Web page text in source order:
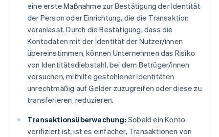
eine erste Maßnahme zur Bestätigung der Identität
der Person oder Einrichtung, die die Transaktion
veranlasst. Durch die Bestätigung, dass die
Kontodaten mit der Identität der Nutzer/innen
übereinstimmen, können Unternehmen das Risiko
von Identitätsdiebstahl, bei dem Betrüger/innen
versuchen, mithilfe gestohlener Identitäten
unrechtmäßig auf Gelder zuzugreifen oder diese zu
transferieren, reduzieren.
Transaktionsüberwachung: Sobald ein Konto
verifiziert ist, ist es einfacher, Transaktionen von